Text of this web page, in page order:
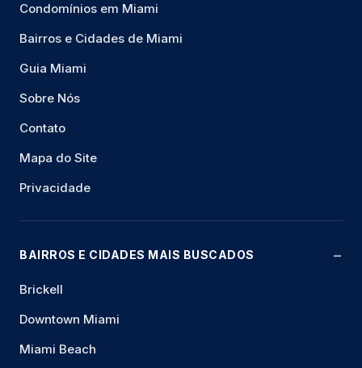
Condomínios em Miami
Bairros e Cidades de Miami
Guia Miami
Sobre Nós
Contato
Mapa do Site
Privacidade
BAIRROS E CIDADES MAIS BUSCADOS
Brickell
Downtown Miami
Miami Beach